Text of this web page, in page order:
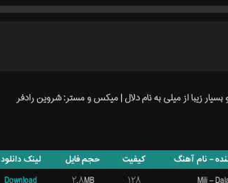
زیبا از میلی به نام دلال | میکس و مستر: شروین رادفر
– نام آهنگ کیفیت حجم فایل
لینک دانلود